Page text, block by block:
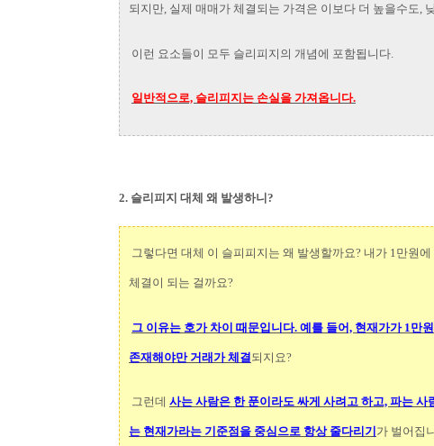
되지만, 실제 매매가 체결되는 가격은 이보다 더 높을수도,
이런 요소들이 모두 슬리피지의 개념에 포함됩니다.
일반적으로, 슬리피지는 손실을 가져옵니다.
2. 슬리피지 대체 왜 발생하니?
그렇다면 대체 이 슬피피지는 왜 발생할까요? 내가 1만원
체결이 되는 걸까요?
그 이유는 호가 차이 때문입니다. 예를 들어, 현재가가 1만
존재해야만 거래가 체결되지요?
그런데 사는 사람은 한 푼이라도 싸게 사려고 하고, 파는
는 현재가라는 기준점을 중심으로 항상 줄다리기 가 벌어집